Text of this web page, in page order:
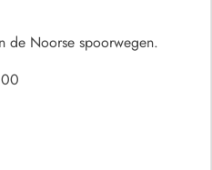
de Noorse spoorwegen.